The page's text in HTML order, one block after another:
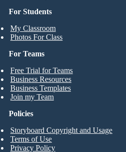
For Students
My Classroom
Photos For Class
For Teams
Free Trial for Teams
Business Resources
Business Templates
Join my Team
Policies
Storyboard Copyright and Usage
Terms of Use
Privacy Policy